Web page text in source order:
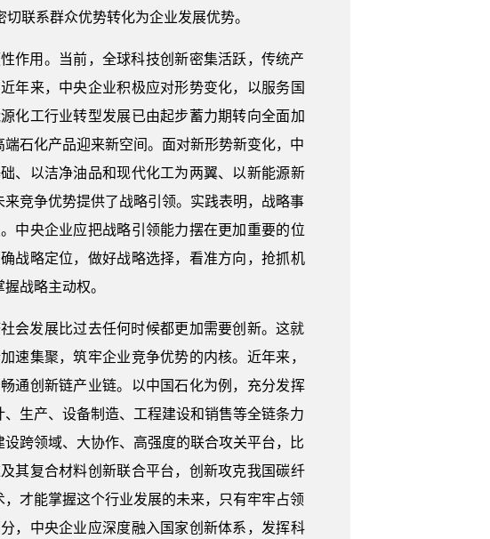
联系群众优势转化为企业发展优势。
作用。当前，全球科技创新密集活跃，传统产
年来，中央企业积极应对形势变化，以服务国
化工行业转型发展已由起步蓄力期转向全面加
石化产品迎来新空间。面对新形势新变化，中
、以洁净油品和现代化工为两翼、以新能源新
竞争优势提供了战略引领。实践表明，战略事
中央企业应把战略引领能力摆在更加重要的位
战略定位，做好战略选择，看准方向，抢抓机
战略主动权。
会发展比过去任何时候都更加需要创新。这就
速集聚，筑牢企业竞争优势的内核。近年来，
通创新链产业链。以中国石化为例，充分发挥
生产、设备制造、工程建设和销售等全链条力
跨领域、大协作、高强度的联合攻关平台，比
其复合材料创新联合平台，创新攻克我国碳纤
才能掌握这个行业发展的未来，只有牢牢占领
，中央企业应深度融入国家创新体系，发挥科